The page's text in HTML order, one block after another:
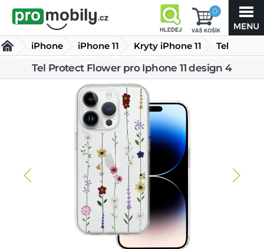
0
iPhone iPhone 11 Kryty iPhone 11
Tel
Protect
Flower pro Iphone 11 design 4
Tel Protect Flower pro Iphone 11 design 4